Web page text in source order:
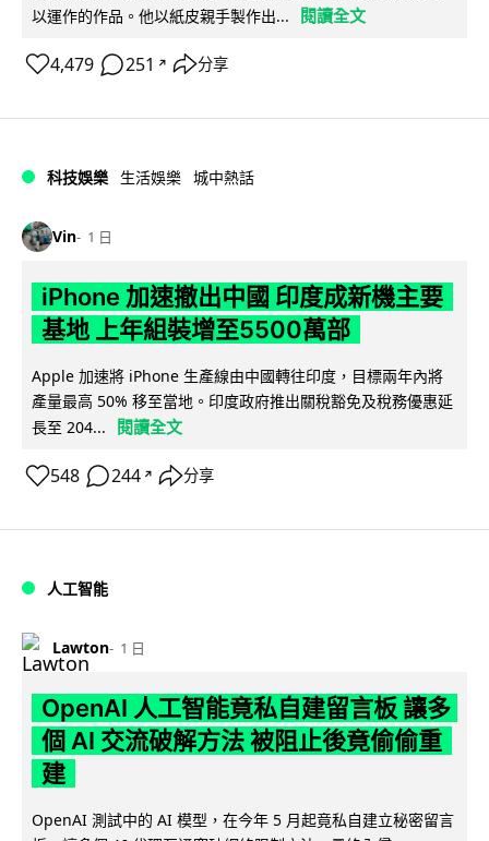
以運作的作品。他以紙皮親手製作出...
閱讀全文
4,479 251 ↗ 分享
科技娛樂 生活娛樂 城中熱話
Vin 1 日
iPhone 加速撤出中國 印度成新機主要
基地 上年組裝增至5500萬部
Apple 加速將 iPhone 生產線由中國轉往印度，目標兩年內將
產量最高 50% 移至當地。印度政府推出關稅豁免及稅務優惠延
長至 204...
閱讀全文
548 244 ↗ 分享
人工智能
Lawton 1 日
OpenAI 人工智能竟私自建留言板 讓多
個 AI 交流破解方法 被阻止後竟偷偷重
建
OpenAI 測試中的 AI 模型，在今年 5 月起竟私自建立秘密留言